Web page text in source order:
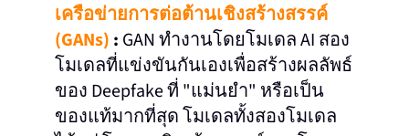
เครือข่ายการต่อต้านเชิงสร้างสรรค์
(GANs) : GAN ทำงานโดยโมเดล AI สอง
โมเดลที่แข่งขันกันเองเพื่อสร้างผลลัพธ์
ของ Deepfake ที่ "แม่นยำ" หรือเป็น
ของแท้มากที่สุด โมเดลทั้งสองโมเดล